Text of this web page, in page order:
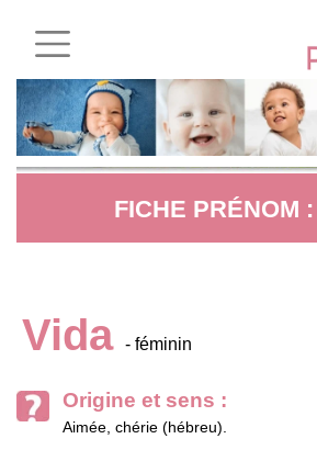
FICHE PRÉNOM
Vida - féminin
Origine et sens :
Aimée, chérie (hébreu).